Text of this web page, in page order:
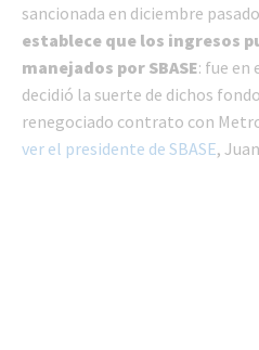
sancionada en diciembre
establece que los ingresos
manejados por SBASE: fue en
decidió la suerte de dichos
renegociado contrato con
ver el presidente de SBASE,